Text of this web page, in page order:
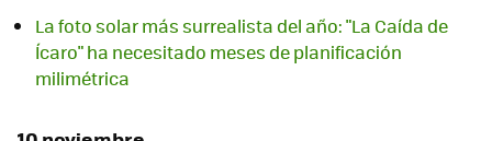
La foto solar más surrealista del año: "La Caída de
Ícaro" ha necesitado meses de planificación
milimétrica